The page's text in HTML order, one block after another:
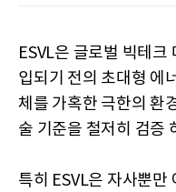
ESVL은 글로벌 빅테
입되기 전의 초대형 에
체를 가혹한 극한의 환
술 기준을 철저히 검증
특히 ESVL은 자사뿐만